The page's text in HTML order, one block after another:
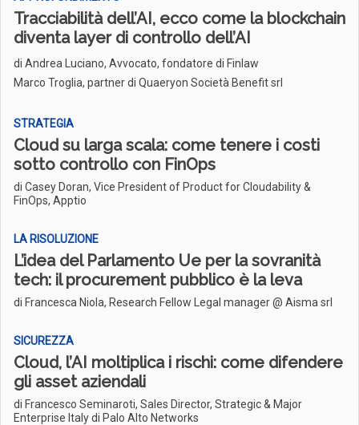
Tracciabilità dell’AI, ecco come la blockchain
diventa layer di controllo dell’AI
di Andrea Luciano, Avvocato, fondatore di Finlaw
Marco Troglia, partner di Quaeryon Società Benefit srl
STRATEGIA
Cloud su larga scala: come tenere i costi
sotto controllo con FinOps
di Casey Doran, Vice President of Product for Cloudability &
FinOps, Apptio
LA RISOLUZIONE
L’idea del Parlamento Ue per la sovranità
tech: il procurement pubblico è la leva
di Francesca Niola, Research Fellow Legal manager @ Aisma srl
SICUREZZA
Cloud, l’AI moltiplica i rischi: come difendere
gli asset aziendali
di Francesco Seminaroti, Sales Director, Strategic & Major
Enterprise Italy di Palo Alto Networks